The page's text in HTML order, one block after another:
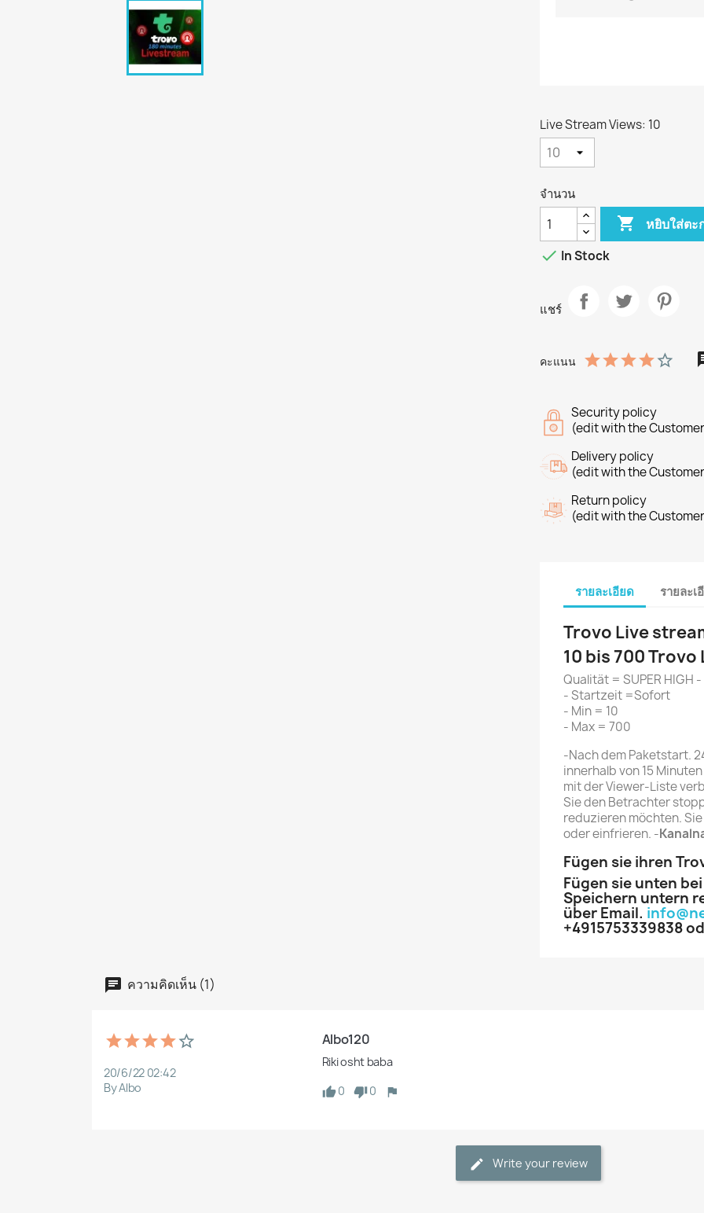
Live Stream Views: 10
จำนวน
 หยิบใส่ตะ
 In Stock
แชร์
คะแนน
Security policy
(edit with the
Delivery policy
(edit with the
Return policy
(edit with the
รายละเอียด รายละ
Trovo Live
10 bis 700
Qualität = SUPER HIGH
- Startzeit =Sofort
- Min = 10
- Max = 700
-Nach dem Paketstart.
innerhalb von 15
mit der Viewer-Liste
Sie den Betrachter
reduzieren möchten.
oder einfrieren. -
Fügen sie ihren
Fügen sie unten
Speichern untern
über Email.
+4915753339838
ความคิดเห็น (1)
20/6/22 02:42
By Albo
Albo120
Riki osht baba
0
0
Write your review